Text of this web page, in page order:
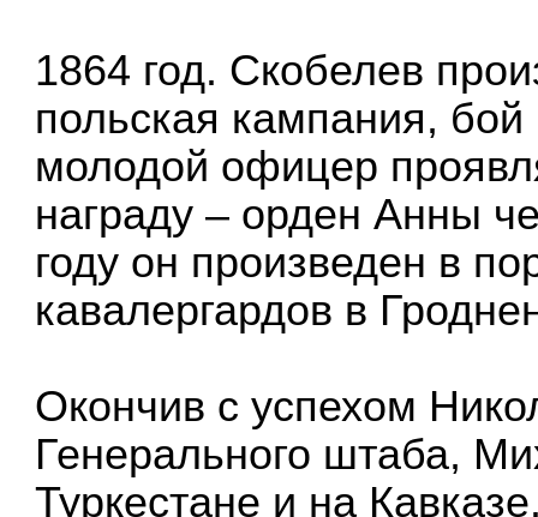
1864 год. Скобелев
польская кампания,
молодой офицер
награду – орден Анны
году он произведен в
кавалергардов в
Окончив с успехом
Генерального штаба,
Туркестане и на